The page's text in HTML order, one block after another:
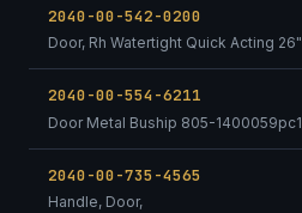
2040-00-542-0200
Door, Rh Watertight Quick Acting
2040-00-554-6211
Door Metal Buship 805-
2040-00-735-4565
Handle, Door,